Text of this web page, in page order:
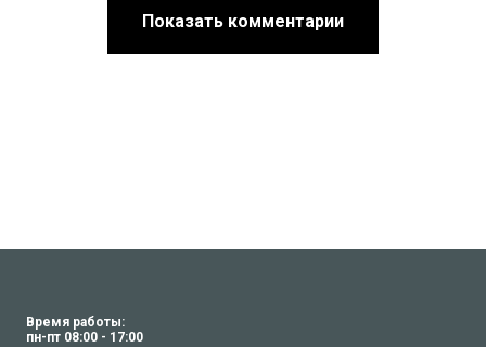
Показать комментарии
Время работы:
пн-пт 08:00 - 17:00